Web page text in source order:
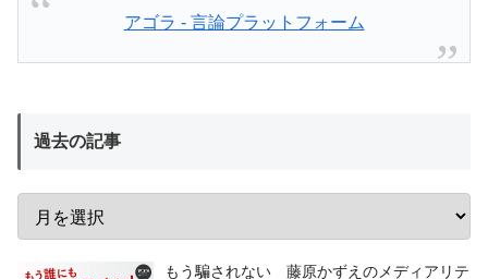
アゴラ - 言論プラットフォーム
過去の記事
もう騙されない 藤原かずえのメディアリテ